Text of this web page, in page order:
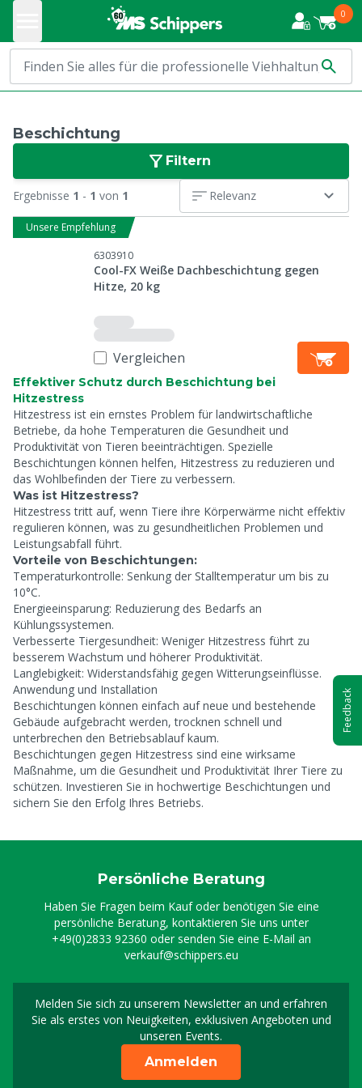
0
Beschichtung
Filtern
Ergebnisse 1 - 1 von 1 Relevanz
Unsere Empfehlung
6303910
Cool-FX Weiße Dachbeschichtung gegen
Hitze, 20 kg
Vergleichen
Effektiver Schutz durch Beschichtung bei
Hitzestress
Hitzestress ist ein ernstes Problem für landwirtschaftliche
Betriebe, da hohe Temperaturen die Gesundheit und
Produktivität von Tieren beeinträchtigen. Spezielle
Beschichtungen können helfen, Hitzestress zu reduzieren und
das Wohlbefinden der Tiere zu verbessern.
Was ist Hitzestress?
Hitzestress tritt auf, wenn Tiere ihre Körperwärme nicht effektiv
regulieren können, was zu gesundheitlichen Problemen und
Leistungsabfall führt.
Vorteile von Beschichtungen:
Temperaturkontrolle: Senkung der Stalltemperatur um bis zu
10°C.
Energieeinsparung: Reduzierung des Bedarfs an
Kühlungssystemen.
Verbesserte Tiergesundheit: Weniger Hitzestress führt zu
besserem Wachstum und höherer Produktivität.
Langlebigkeit: Widerstandsfähig gegen Witterungseinflüsse.
Anwendung und Installation
Beschichtungen können einfach auf neue und bestehende
Gebäude aufgebracht werden, trocknen schnell und
unterbrechen den Betriebsablauf kaum.
Beschichtungen gegen Hitzestress sind eine wirksame
Maßnahme, um die Gesundheit und Produktivität Ihrer Tiere zu
schützen. Investieren Sie in hochwertige Beschichtungen und
sichern Sie den Erfolg Ihres Betriebs.
Persönliche Beratung
Haben Sie Fragen beim Kauf oder benötigen Sie eine
persönliche Beratung, kontaktieren Sie uns unter
+49(0)2833 92360 oder senden Sie eine E-Mail an
verkauf@schippers.eu
Melden Sie sich zu unserem Newsletter an und erfahren
Sie als erstes von Neuigkeiten, exklusiven Angeboten und
unseren Events.
Melden Sie sich für
Anmelden
Feedback